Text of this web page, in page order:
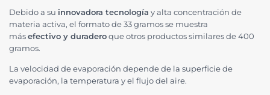
Debido a su innovadora tecnología y alta concentración de
materia activa, el formato de 33 gramos se muestra
más efectivo y duradero que otros productos similares de 400
gramos.
La velocidad de evaporación depende de la superficie de
evaporación, la temperatura y el flujo del aire.